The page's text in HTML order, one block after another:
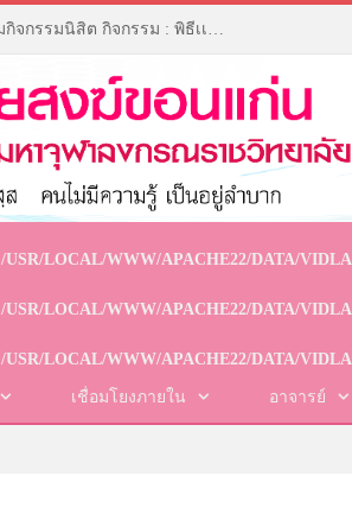
/USR/LOCAL/WWW/APACHE22/DATA/
/USR/LOCAL/WWW/APACHE22/DATA/
/USR/LOCAL/WWW/APACHE22/DATA/
เชื่อมโยงภายใน อาจารย์